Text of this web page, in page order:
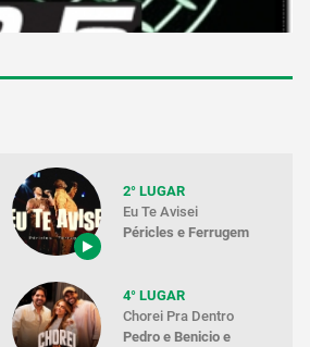
2° LUGAR
Eu Te Avisei
Péricles e Ferrugem
4° LUGAR
Chorei Pra Dentro
Pedro e Benicio e